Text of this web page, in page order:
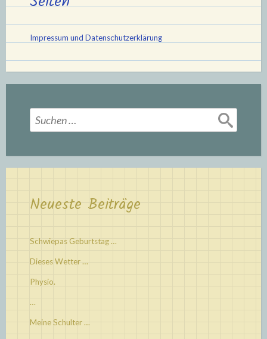
Impressum und Datenschutzerklärung
Suchen
nach:
Neueste Beiträge
Schwiepas Geburtstag …
Dieses Wetter …
Physio.
…
Meine Schulter …